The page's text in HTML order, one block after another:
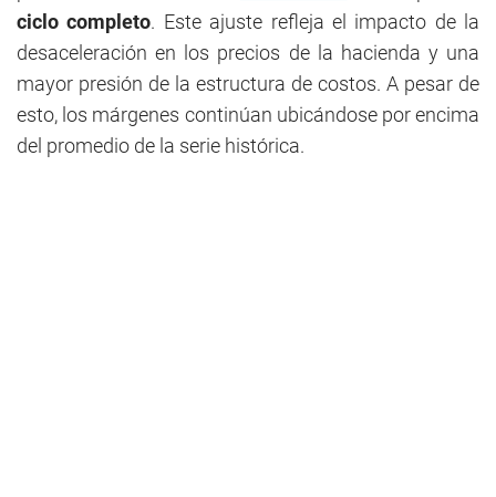
ciclo completo. Este ajuste refleja el impacto de la
desaceleración en los precios de la hacienda y una
mayor presión de la estructura de costos. A pesar de
esto, los márgenes continúan ubicándose por encima
del promedio de la serie histórica.